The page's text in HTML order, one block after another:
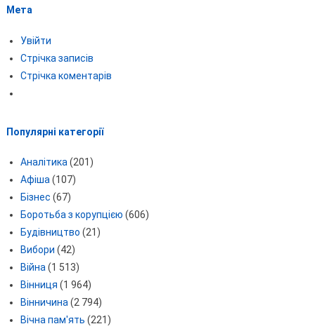
Мета
Увійти
Стрічка записів
Стрічка коментарів
Популярні категорії
Аналітика(201)
Афіша(107)
Бізнес (67)
Боротьба з корупцією (606)
Будівництво (21)
Вибори (42)
Війна(1 513)
Вінниця (1 964)
Вінничина(2 794)
Вічна пам'ять (221)